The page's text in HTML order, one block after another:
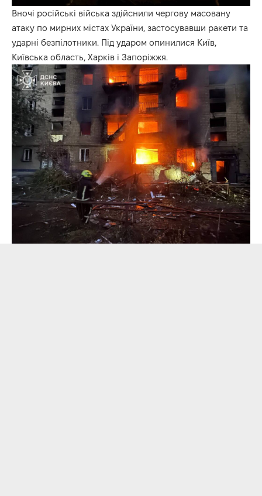
Вночі російські війська здійснили чергову масовану
атаку по мирних містах України, застосувавши ракети та
ударні безпілотники. Під ударом опинилися Київ,
Київська область, Харків і Запоріжжя.